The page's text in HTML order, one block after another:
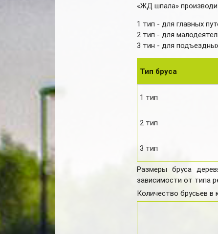
«ЖД шпала»
1 тип - для главных
2 тип - для
3 тин - для
Тип бруса
1 тип
2 тип
3 тип
Размеры бруса
зависимости от типа
Количество брусьев в